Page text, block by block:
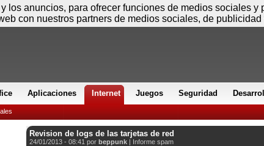
Aplicaciones Internet Juegos Seguridad
Revision de logs de las tarjetas de red
24/01/2013 - 08:41 por beppunk | Informe spam
los anuncios, para ofrecer funciones de medios sociales
con nuestros partners de medios sociales, de